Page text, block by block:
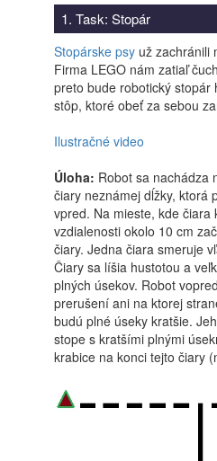
1. Task: Stopár
Stopárske psy už zachránili
Firma LEGO nám zatiaľ
preto bude robotický stopár
stôp, ktoré obeť za sebou
Ilustračné video
Úloha: Robot sa nachádza
čiary neznámej dĺžky, ktorá
vpred. Na mieste, kde čiara
vzdialenosti okolo 10 cm
čiary. Jedna čiara smeruje
Čiary sa líšia hustotou a
plných úsekov. Robot
prerušení ani na ktorej
budú plné úseky kratšie.
stope s kratšími plnými
krabice na konci tejto čiary